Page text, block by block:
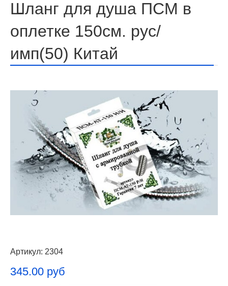
Шланг для душа ПСМ в
оплетке 150см. рус/
имп(50) Китай
Артикул: 2304
345.00 руб